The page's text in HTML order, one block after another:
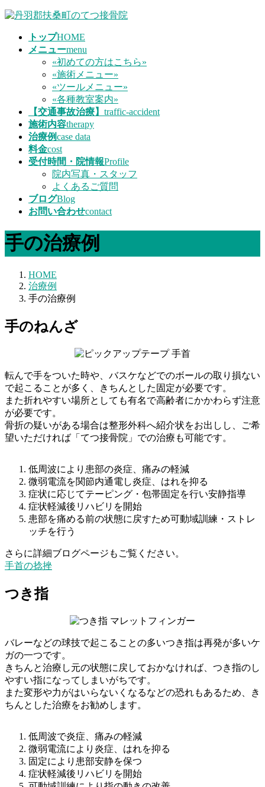
コ
ナ
トップHOME
メニューmenu
«初めての方はこちら»
«施術メニュー»
«ツールメニュー»
«各種教室案内»
【交通事故治療】 traffic-accident
施術内容therapy
治療例case data
料金cost
受付時間・院情報Profile
院内写真・スタッフ
よくあるご質問
ブログBlog
お問い合わせcontact
手の治療例
HOME
治療例
手の治療例
手のねんざ
転んで手をついた時や、バスケなどでのボールの取り損ない
で起こることが多く、きちんとした固定が必要です。
また折れやすい場所としても有名で高齢者にかかわらず注意
が必要です。
骨折の疑いがある場合は整形外科へ紹介状をお出しし、ご希
望いただければ「てつ接骨院」での治療も可能です。
低周波により患部の炎症、痛みの軽減
微弱電流を関節内通電し炎症、はれを抑る
症状に応じてテーピング・包帯固定を行い安静指導
症状軽減後リハビリを開始
患部を痛める前の状態に戻すため可動域訓練・ストレ
ッチを行う
さらに詳細ブログページもご覧ください。
手首の捻挫
つき指
バレーなどの球技で起こることの多いつき指は再発が多いケ
ガの一つです。
きちんと治療し元の状態に戻しておかなければ、つき指のし
やすい指になってしまいがちです。
また変形や力がはいらないくなるなどの恐れもあるため、き
ちんとした治療をお勧めします。
低周波で炎症、痛みの軽減
微弱電流により炎症、はれを抑る
固定により患部安静を保つ
症状軽減後リハビリを開始